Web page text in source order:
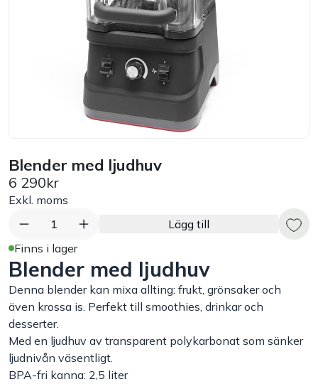
Råvaruhantering & lagring
Arbetskläder
Monin
Blender med ljudhuv
6 290kr
Exkl. moms
1
Lägg till
Finns i lager
Blender med ljudhuv
Denna blender kan mixa allting: frukt, grönsaker och
även krossa is. Perfekt till smoothies, drinkar och
desserter.
Med en ljudhuv av transparent polykarbonat som sänker
ljudnivån väsentligt.
BPA-fri kanna: 2,5 liter